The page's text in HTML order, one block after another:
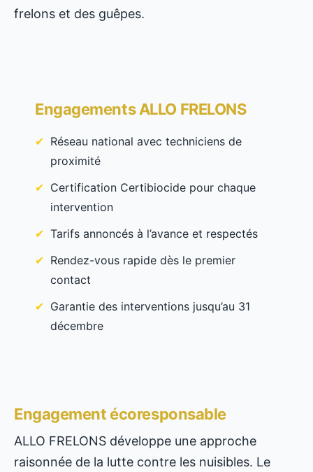
frelons et des guêpes.
Engagements ALLO FRELONS
Réseau national avec techniciens de
proximité
Certification Certibiocide pour chaque
intervention
Tarifs annoncés à l’avance et respectés
Rendez-vous rapide dès le premier
contact
Garantie des interventions jusqu’au 31
décembre
Engagement écoresponsable
ALLO FRELONS développe une approche
raisonnée de la lutte contre les nuisibles. Le